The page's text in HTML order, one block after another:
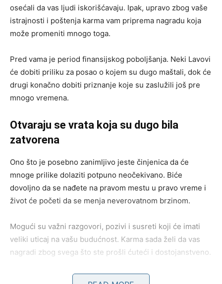
osećali da vas ljudi iskorišćavaju. Ipak, upravo zbog vaše
istrajnosti i poštenja karma vam priprema nagradu koja
može promeniti mnogo toga.
Pred vama je period finansijskog poboljšanja. Neki Lavovi
će dobiti priliku za posao o kojem su dugo maštali, dok će
drugi konačno dobiti priznanje koje su zaslužili još pre
mnogo vremena.
Otvaraju se vrata koja su dugo bila
zatvorena
Ono što je posebno zanimljivo jeste činjenica da će
mnoge prilike dolaziti potpuno neočekivano. Biće
dovoljno da se nađete na pravom mestu u pravo vreme i
život će početi da se menja neverovatnom brzinom.
Mogući su važni razgovori, pozivi i susreti koji će imati
veliki uticaj na vašu budućnost. Karma sada želi da vas
nagradi zbog svega što ste prošli ćuteći i dostojanstveno.